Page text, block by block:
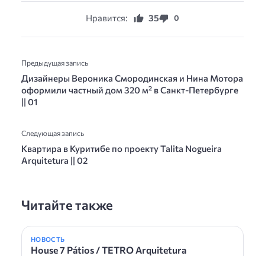
Нравится: 35 0
Предыдущая запись
Дизайнеры Вероника Смородинская и Нина Мотора
оформили частный дом 320 м² в Санкт-Петербурге
|| 01
Следующая запись
Квартира в Куритибе по проекту Talita Nogueira
Arquitetura || 02
Читайте также
НОВОСТЬ
House 7 Pátios / TETRO Arquitetura